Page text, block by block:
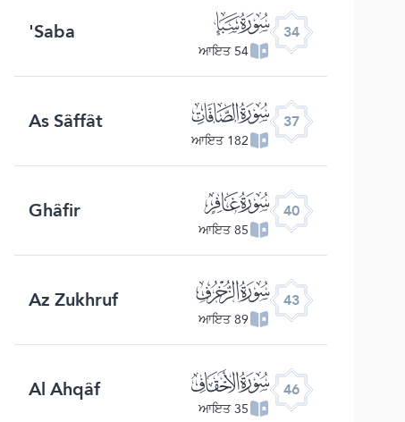
34 ﮮ
54 ਆਇਤ
Saba'
37 ﮱ
182 ਆਇਤ
As Sâffât
40 ﯕ
85 ਆਇਤ
Ghâfir
43 ﯘ
89 ਆਇਤ
Az Zukhruf
46 ﯛ
35 ਆਇਤ
Al Ahqâf